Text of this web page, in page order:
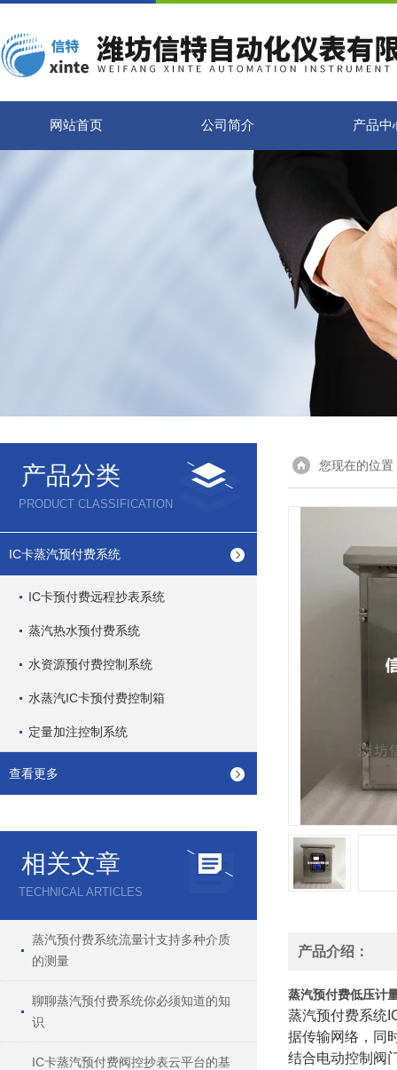
网站首页 公司简介 产品中
产品分类
PRODUCT CLASSIFICATION
IC卡蒸汽预付费系统
IC卡预付费远程抄表系统
蒸汽热水预付费系统
水资源预付费控制系统
水蒸汽IC卡预付费控制箱
定量加注控制系统
查看更多
相关文章
TECHNICAL ARTICLES
蒸汽预付费系统流量计支持多种介质
的测量
聊聊蒸汽预付费系统你必须知道的知
识
IC卡蒸汽预付费阀控抄表云平台的基
您现在的位置
产品介绍：
蒸汽预付费低压计
蒸汽预付费系统
据传输网络，同
结合电动控制阀